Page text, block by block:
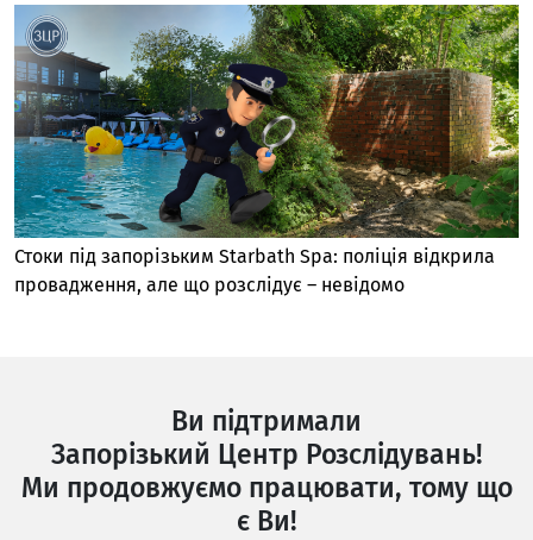
Стоки під запорізьким Starbath Spa: поліція відкрила
провадження, але що розслідує – невідомо
Ви підтримали
Запорізький Центр Розслідувань!
Ми продовжуємо працювати, тому що
є Ви!